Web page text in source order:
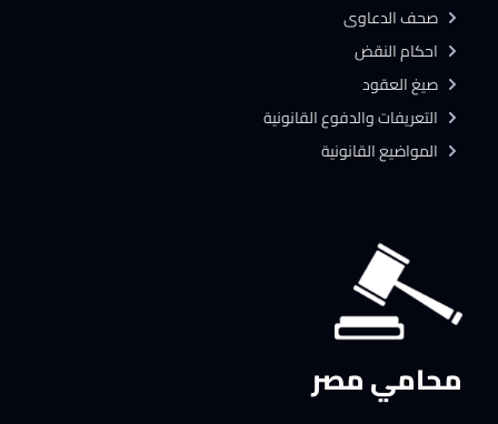
محامي مصر
صحف الدعاوى
احكام النقض
صيغ العقود
التعريفات والدفوع القانونية
المواضيع القانونية